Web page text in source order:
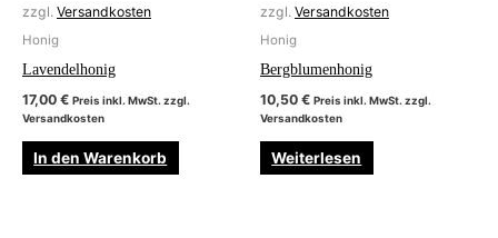
zzgl. Versandkosten
Honig
Lavendelhonig
17,00 € Preis inkl. MwSt. zzgl.
Versandkosten
In den Warenkorb
zzgl. Versandkosten
Honig
Bergblumenhonig
10,50 € Preis inkl. MwSt. zzgl.
Versandkosten
Weiterlesen